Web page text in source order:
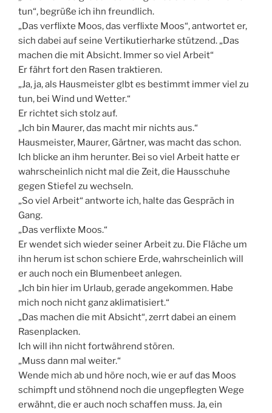
tun“, begrüße ich ihn freundlich.
„Das verflixte Moos, das verflixte Moos“, antwortet er,
sich dabei auf seine Vertikutierharke stützend. „Das
machen die mit Absicht. Immer so viel Arbeit“
Er fährt fort den Rasen traktieren.
„Ja, ja, als Hausmeister glbt es bestimmt immer viel zu
tun, bei Wind und Wetter.“
Er richtet sich stolz auf.
„Ich bin Maurer, das macht mir nichts aus.“
Hausmeister, Maurer, Gärtner, was macht das schon.
Ich blicke an ihm herunter. Bei so viel Arbeit hatte er
wahrscheinlich nicht mal die Zeit, die Hausschuhe
gegen Stiefel zu wechseln.
„So viel Arbeit“ antworte ich, halte das Gespräch in
Gang.
„Das verflixte Moos.“
Er wendet sich wieder seiner Arbeit zu. Die Fläche um
ihn herum ist schon schiere Erde, wahrscheinlich will
er auch noch ein Blumenbeet anlegen.
„Ich bin hier im Urlaub, gerade angekommen. Habe
mich noch nicht ganz aklimatisiert.“
„Das machen die mit Absicht“, zerrt dabei an einem
Rasenplacken.
Ich will ihn nicht fortwährend stören.
„Muss dann mal weiter.“
Wende mich ab und höre noch, wie er auf das Moos
schimpft und stöhnend noch die ungepflegten Wege
erwähnt, die er auch noch schaffen muss. Ja, ein